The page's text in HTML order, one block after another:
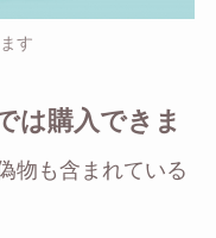
す
は購入できま
物も含まれている